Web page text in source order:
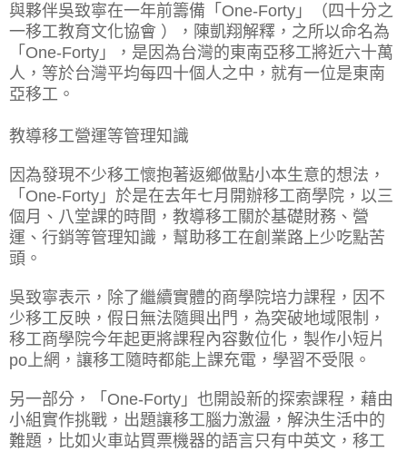
與夥伴吳致寧在一年前籌備「One-Forty」（四十分之
一移工教育文化協會 ），陳凱翔解釋，之所以命名為
「One-Forty」，是因為台灣的東南亞移工將近六十萬
人，等於台灣平均每四十個人之中，就有一位是東南
亞移工。
教導移工營運等管理知識
因為發現不少移工懷抱著返鄉做點小本生意的想法，
「One-Forty」於是在去年七月開辦移工商學院，以三
個月、八堂課的時間，教導移工關於基礎財務、營
運、行銷等管理知識，幫助移工在創業路上少吃點苦
頭。
吳致寧表示，除了繼續實體的商學院培力課程，因不
少移工反映，假日無法隨興出門，為突破地域限制，
移工商學院今年起更將課程內容數位化，製作小短片
po上網，讓移工隨時都能上課充電，學習不受限。
另一部分，「One-Forty」也開設新的探索課程，藉由
小組實作挑戰，出題讓移工腦力激盪，解決生活中的
難題，比如火車站買票機器的語言只有中英文，移工